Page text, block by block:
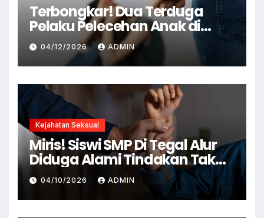
Terbongkar! Dua Terduga
Pelaku Pelecehan Anak di
Cianjur Ditangkap Polisi
04/12/2026 ADMIN
Kejahatan Seksual
Miris! Siswi SMP Di Tegal Alur
Diduga Alami Tindakan Tak
Senonoh Di Sekolah
04/10/2026 ADMIN